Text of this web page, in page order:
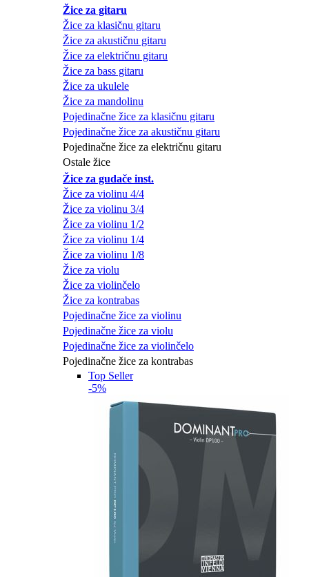
Žice za gitaru
Žice za klasičnu gitaru
Žice za akustičnu gitaru
Žice za električnu gitaru
Žice za bass gitaru
Žice za ukulele
Žice za mandolinu
Pojedinačne žice za klasičnu gitaru
Pojedinačne žice za akustičnu gitaru
Pojedinačne žice za električnu gitaru
Ostale žice
Žice za gudače inst.
Žice za violinu 4/4
Žice za violinu 3/4
Žice za violinu 1/2
Žice za violinu 1/4
Žice za violinu 1/8
Žice za violu
Žice za violinčelo
Žice za kontrabas
Pojedinačne žice za violinu
Pojedinačne žice za violu
Pojedinačne žice za violinčelo
Pojedinačne žice za kontrabas
Top Seller
-5%